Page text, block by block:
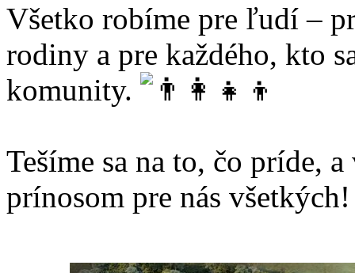
Všetko robíme pre ľudí –
rodiny a pre každého, kto
komunity.
Tešíme sa na to, čo príde,
prínosom pre nás